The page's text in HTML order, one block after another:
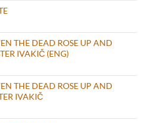
THE DEAD ROSE UP AND
IVAKIČ (ENG)
THE DEAD ROSE UP AND
IVAKIČ